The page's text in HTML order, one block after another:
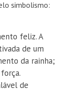
simbolismo:
feliz. A
de um
da rainha;
de